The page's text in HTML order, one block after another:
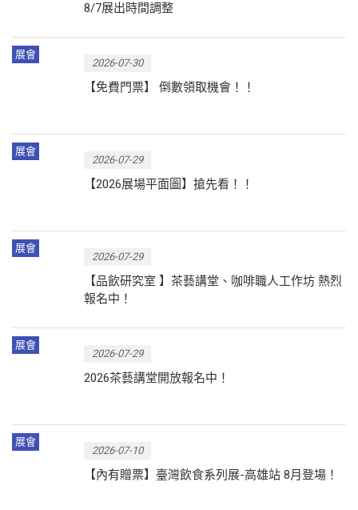
8/7展出時間調整
展會
2026-07-30
【免費門票】 倒數領取機會！！
展會
2026-07-29
【2026展場平面圖】搶先看！！
展會
2026-07-29
【品飲研究室 】茶藝講堂、咖啡職人工作坊 熱烈
報名中！
展會
2026-07-29
2026茶藝講堂開放報名中！
展會
2026-07-10
【內有贈票】臺灣飲食系列展-高雄站 8月登場！